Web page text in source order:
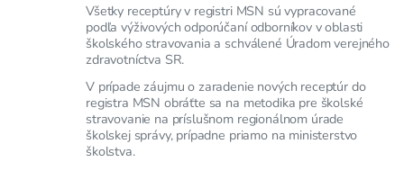
Všetky receptúry v registri MSN sú vypracované
podľa výživových odporúčaní odborníkov v oblasti
školského stravovania a schválené Úradom verejného
zdravotníctva SR.
V prípade záujmu o zaradenie nových receptúr do
registra MSN obráťte sa na metodika pre školské
stravovanie na príslušnom regionálnom úrade
školskej správy, prípadne priamo na ministerstvo
školstva.